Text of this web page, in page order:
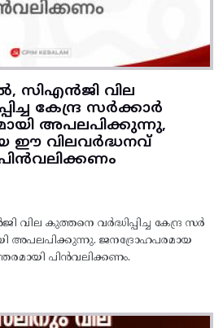
സിഎൻജി വില
കേന്ദ്ര സർക്കാർ
അപലപിക്കുന്നു,
ഈ വിലവർദ്ധനവ്
കുത്തനെ വർദ്ധിപ്പിച്ച കേന്ദ്ര സർ
അപലപിക്കുന്നു. ജനദ്രോഹപരമായ
പിൻവലിക്കണം.